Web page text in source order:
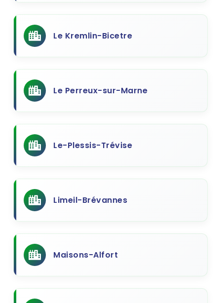
Le Kremlin-Bicetre
Le Perreux-sur-Marne
Le-Plessis-Trévise
Limeil-Brévannes
Maisons-Alfort